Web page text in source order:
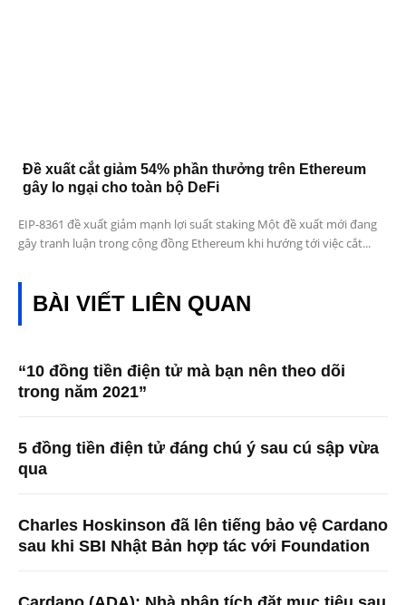
Đề xuất cắt giảm 54% phần thưởng trên Ethereum
gây lo ngại cho toàn bộ DeFi
EIP-8361 đề xuất giảm mạnh lợi suất staking Một đề xuất mới đang
gây tranh luận trong cộng đồng Ethereum khi hướng tới việc cắt...
BÀI VIẾT LIÊN QUAN
“10 đồng tiền điện tử mà bạn nên theo dõi
trong năm 2021”
5 đồng tiền điện tử đáng chú ý sau cú sập vừa
qua
Charles Hoskinson đã lên tiếng bảo vệ Cardano
sau khi SBI Nhật Bản hợp tác với Foundation